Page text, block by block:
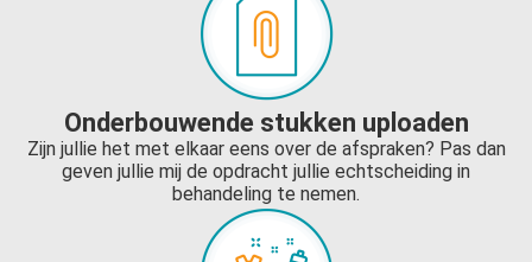
Onderbouwende stukken uploaden
Zijn jullie het met elkaar eens over de afspraken? Pas dan
geven jullie mij de opdracht jullie echtscheiding in
behandeling te nemen.